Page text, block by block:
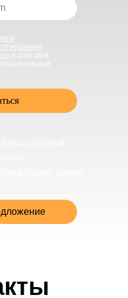
отношении
и даю свое